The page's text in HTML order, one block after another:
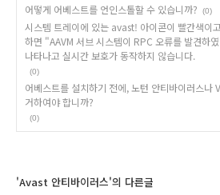
어떻게 어베스트를 언인스톨할 수 있습니까? (0)
시스템 트레이에 있는 avast! 아이콘이 빨간색이
하면 "AAVM 서브 시스템이 RPC 오류를 발견하
나타나고 실시간 보호가 동작하지 않습니다.
(0)
어베스트를 설치하기 전에, 노턴 안티바이러스나
거하여야 합니까?
(0)
'Avast 안티바이러스'의 다른글